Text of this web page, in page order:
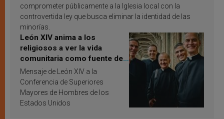
comprometer públicamente a la Iglesia local con la
controvertida ley que busca eliminar la identidad de las
minorías.
León XIV anima a los
religiosos a ver la vida
comunitaria como fuente de
inspiración y santificación
Mensaje de León XIV a la
Conferencia de Superiores
Mayores de Hombres de los
Estados Unidos